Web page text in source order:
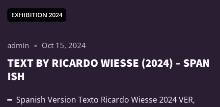
EXHIBITION 2024
admin Oct 15, 2024
TEXT BY RICARDO WIESSE (2024) – SPAN
ISH
━ Spanish Version Texto Ricardo Wiesse 2024 VER,